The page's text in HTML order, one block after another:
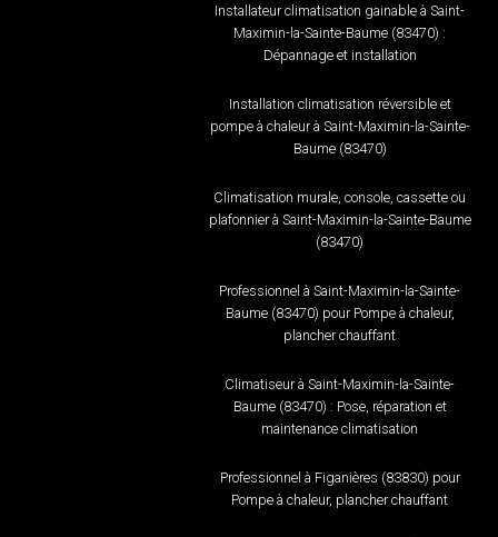
Installateur climatisation gainable à Saint-
Maximin-la-Sainte-Baume (83470) :
Dépannage et installation
Installation climatisation réversible et
pompe à chaleur à Saint-Maximin-la-Sainte-
Baume (83470)
Climatisation murale, console, cassette ou
plafonnier à Saint-Maximin-la-Sainte-Baume
(83470)
Professionnel à Saint-Maximin-la-Sainte-
Baume (83470) pour Pompe à chaleur,
plancher chauffant
Climatiseur à Saint-Maximin-la-Sainte-
Baume (83470) : Pose, réparation et
maintenance climatisation
Professionnel à Figanières (83830) pour
Pompe à chaleur, plancher chauffant